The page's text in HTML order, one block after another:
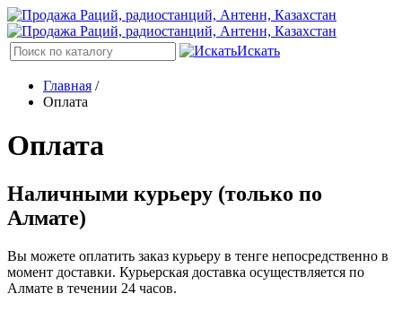
Искать
Главная /
Оплата
Оплата
Наличными курьеру (только по
Алмате)
Вы можете оплатить заказ курьеру в тенге непосредственно в
момент доставки. Курьерская доставка осуществляется по
Алмате в течении 24 часов.